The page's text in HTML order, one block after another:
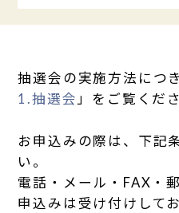
抽選会の実施方法につ
1.抽選会 」をご覧くだ
お申込みの際は、下記
い。
電話・メール・FAX・
申込みは受け付けして